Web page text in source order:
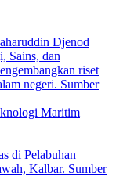
Maritim